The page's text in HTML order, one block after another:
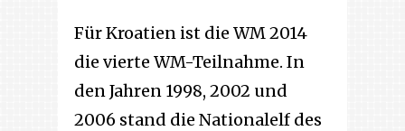
Für Kroatien ist die WM 2014
die vierte WM-Teilnahme. In
den Jahren 1998, 2002 und
2006 stand die Nationalelf des